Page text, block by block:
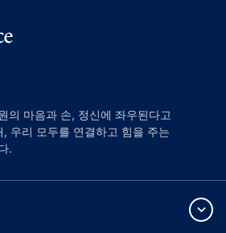
의 마음과 손, 정신에 좌우된다고
우리 모두를 연결하고 힘을 주는
.